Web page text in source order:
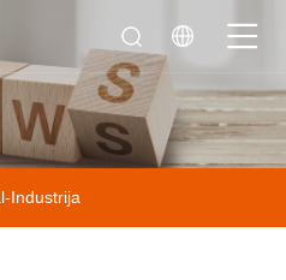
Industrija